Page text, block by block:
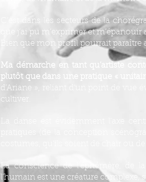
C’est dans les secteurs de la
que j’ai pu m’exprimer et
Bien que mon profil pourrait paraître
Ma démarche en tant qu’artiste
plutôt que dans une pratique «
d’Ariane », reliant d’un point de vue
cultiver.
La danse est évidemment l'axe
pratiques (de la conception
costumes, qu’ils soient de chair ou
La conscience de l’éphémère, de
l’humain est une créature